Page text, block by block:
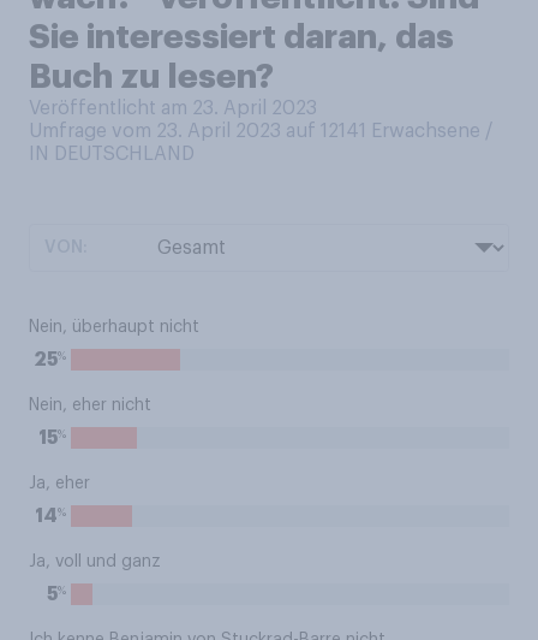
Sie interessiert daran, das
Buch zu lesen?
Veröffentlicht am 23. April 2023
Umfrage vom 23. April 2023 auf 12141
Erwachsene /
IN DEUTSCHLAND
Nein, überhaupt nicht
25%
Nein, eher nicht
15%
Ja, eher
14%
Ja, voll und ganz
5%